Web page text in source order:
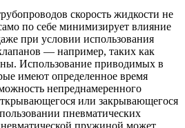
скорость жидкости не
по себе минимизирует влияние
при условии использования
— например, таких как
Использование приводимых в
имеют определенное время
непреднамеренного
или закрывающегося
пневматических